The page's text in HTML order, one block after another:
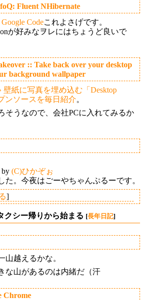
Fluent NHibernate
Codeこれよさげです。
が好みなヲレにはちょうど良いで
:: Take back over your desktop
background wallpaper
壁紙に写真を埋め込む「Desktop
ンソースを毎日紹介。
そうなので、会社PCに入れてみるか
by (C)ひかぞぉ
た。今夜はごーやちゃんぷるーです。
]
クシー帰りから始まる [長年日記]
山越えるかな。
な山があるのは内緒だ（汗
Chrome